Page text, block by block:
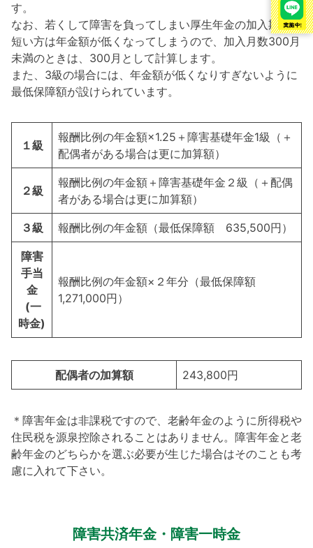
す。
なお、若くして障害を負ってしまい厚生年金の加入期間が
短い方は年金額が低くなってしまうので、加入月数300月
未満のときは、300月として計算します。
また、3級の場合には、年金額が低くなりすぎないように
最低保障額が設けられています。
１級
報酬比例の年金額×1.25＋障害基礎年金1級（＋
配偶者がある場合は更に加算額）
２級
報酬比例の年金額＋障害基礎年金２級（＋配偶
者がある場合は更に加算額）
３級 報酬比例の年金額（最低保障額 635,500円）
障害
手当
金
(一
時金)
報酬比例の年金額×２年分（最低保障額
1,271,000円）
配偶者の加算額 243,800円
＊障害年金は非課税ですので、老齢年金のように所得税や
住民税を源泉控除されることはありません。障害年金と老
齢年金のどちらかを選ぶ必要が生じた場合はそのことも考
慮に入れて下さい。
障害共済年金・障害一時金